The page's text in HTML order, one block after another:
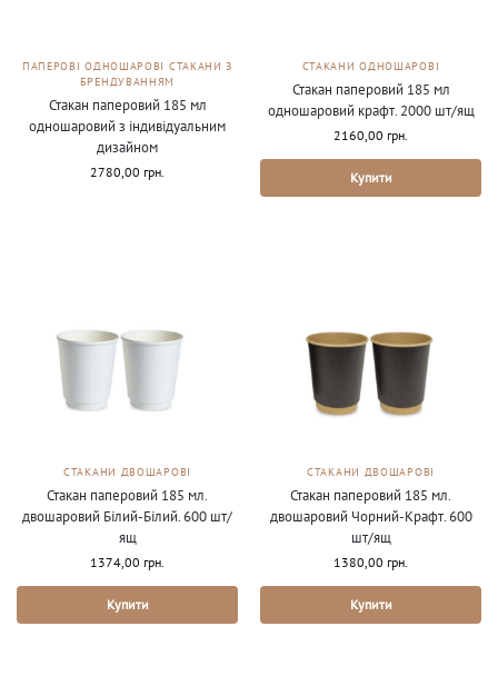
ПАПЕРОВІ ОДНОШАРОВІ СТАКАНИ З
БРЕНДУВАННЯМ
Стакан паперовий 185 мл
одношаровий з індивідуальним
дизайном
2780,00 грн.
СТАКАНИ ОДНОШАРОВІ
Стакан паперовий 185 мл
одношаровий крафт. 2000 шт/ящ
2160,00 грн.
Купити
СТАКАНИ ДВОШАРОВІ
Стакан паперовий 185 мл.
двошаровий Білий-Білий. 600 шт/
ящ
1374,00 грн.
Купити
СТАКАНИ ДВОШАРОВІ
Стакан паперовий 185 мл.
двошаровий Чорний-Крафт. 600
шт/ящ
1380,00 грн.
Купити